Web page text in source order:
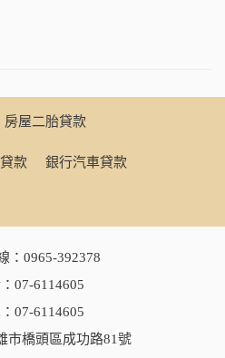
房屋二胎貸款
款 銀行汽車貸款
： 0965-392378
07-6114605
07-6114605
市橋頭區成功路81號